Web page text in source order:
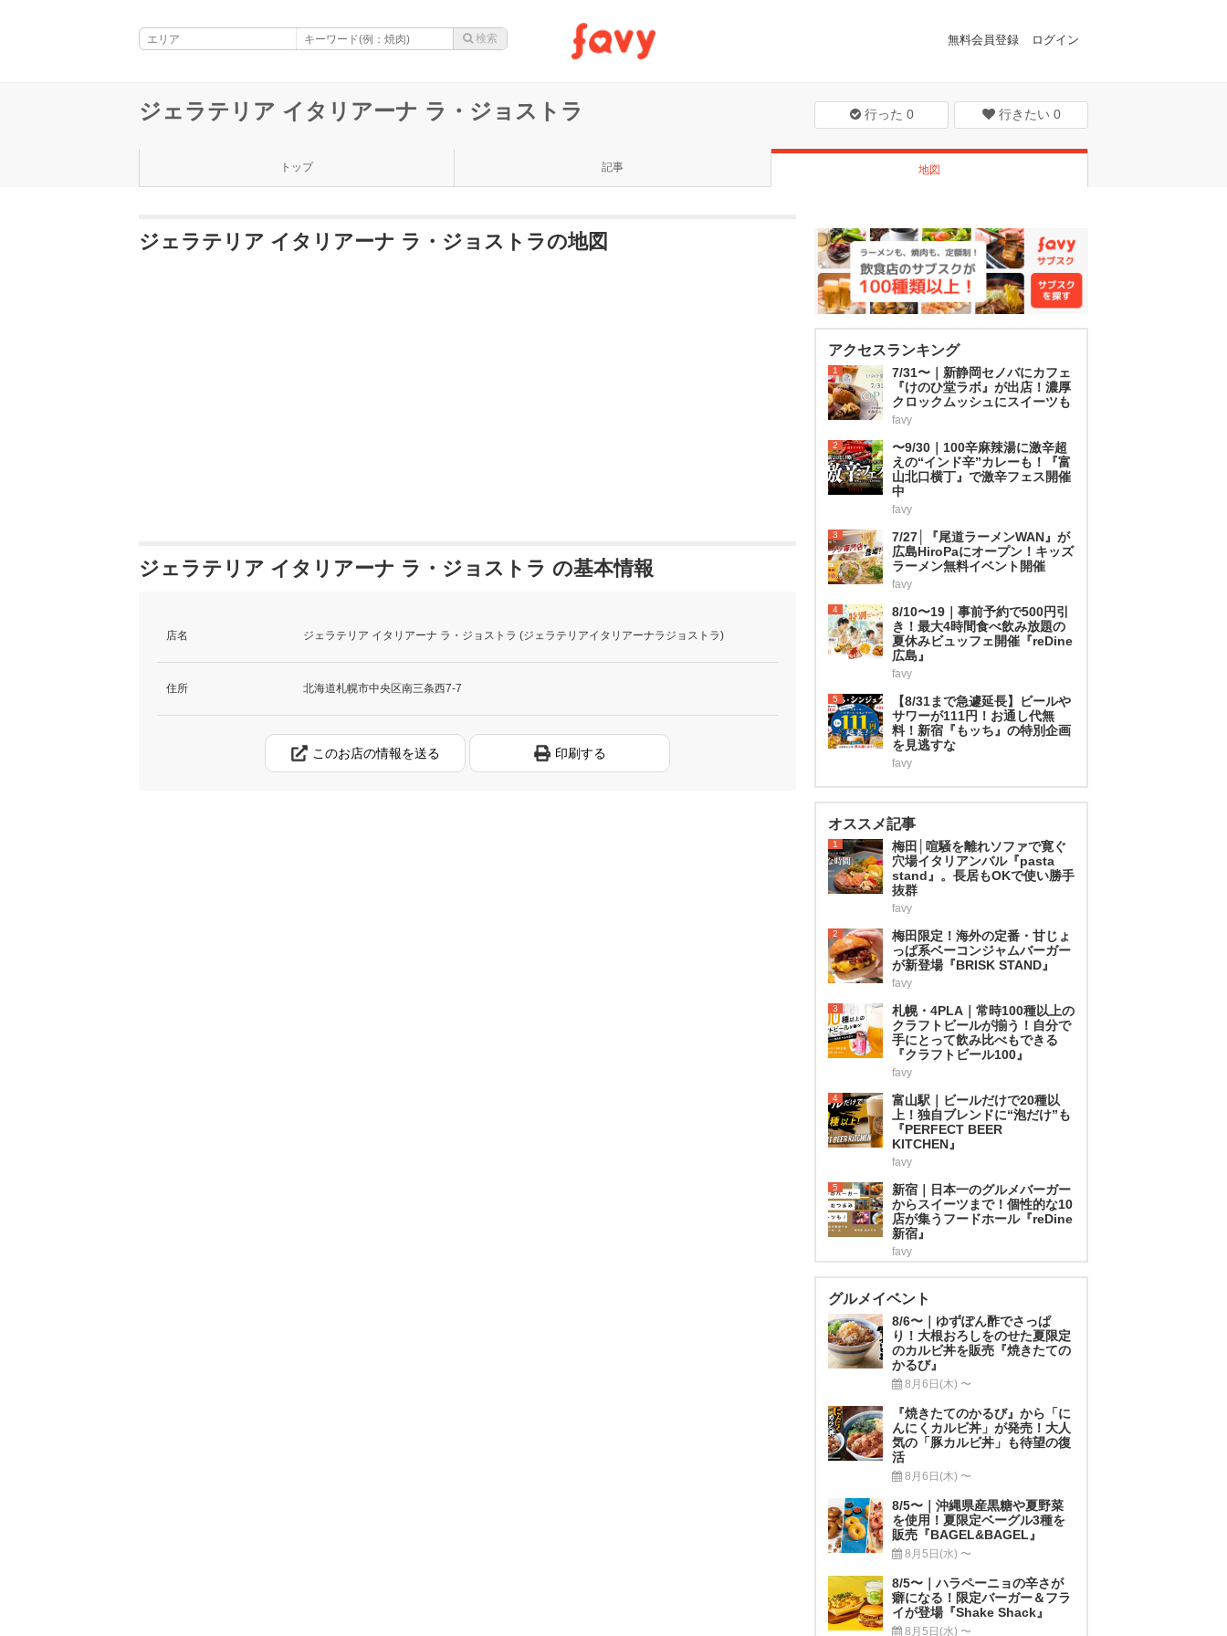
無料会員登録 ログイン
ジェラテリア イタリアーナ ラ・ジョストラ 行った 0 行きたい 0
トップ 記事 地図
ジェラテリア イタリアーナ ラ・ジョストラの地図
ジェラテリア イタリアーナ ラ・ジョストラ の基本情報
店名 ジェラテリア イタリアーナ ラ・ジョストラ (ジェラテリアイタリアーナラジョストラ)
住所 北海道札幌市中央区南三条西7-7
このお店の情報を送る 印刷する
アクセスランキング
1
7/31〜｜新静岡セノバにカフェ
『けのひ堂ラボ』が出店！濃厚
クロックムッシュにスイーツも
favy
2
〜9/30｜100辛麻辣湯に激辛超
えの“インド辛”カレーも！『富
山北口横丁』で激辛フェス開催
中
favy
3
7/27│『尾道ラーメンWAN』が
広島HiroPaにオープン！キッズ
ラーメン無料イベント開催
favy
4
8/10〜19｜事前予約で500円引
き！最大4時間食べ飲み放題の
夏休みビュッフェ開催『reDine
広島』
favy
5
【8/31まで急遽延長】ビールや
サワーが111円！お通し代無
料！新宿『もッち』の特別企画
を見逃すな
favy
オススメ記事
1
梅田│喧騒を離れソファで寛ぐ
穴場イタリアンバル『pasta
stand』。長居もOKで使い勝手
抜群
favy
2
梅田限定！海外の定番・甘じょ
っぱ系ベーコンジャムバーガー
が新登場『BRISK STAND』
favy
3
札幌・4PLA｜常時100種以上の
クラフトビールが揃う！自分で
手にとって飲み比べもできる
『クラフトビール100』
favy
4
富山駅｜ビールだけで20種以
上！独自ブレンドに“泡だけ”も
『PERFECT BEER
KITCHEN』
favy
5
新宿｜日本一のグルメバーガー
からスイーツまで！個性的な10
店が集うフードホール『reDine
新宿』
favy
グルメイベント
8/6〜｜ゆずぽん酢でさっぱ
り！大根おろしをのせた夏限定
のカルビ丼を販売『焼きたての
かるび』
8月6日(木) 〜
『焼きたてのかるび』から「に
んにくカルビ丼」が発売！大人
気の「豚カルビ丼」も待望の復
活
8月6日(木) 〜
8/5〜｜沖縄県産黒糖や夏野菜
を使用！夏限定ベーグル3種を
販売『BAGEL&BAGEL』
8月5日(水) 〜
8/5〜｜ハラペーニョの辛さが
癖になる！限定バーガー＆フラ
イが登場『Shake Shack』
8月5日(水) 〜